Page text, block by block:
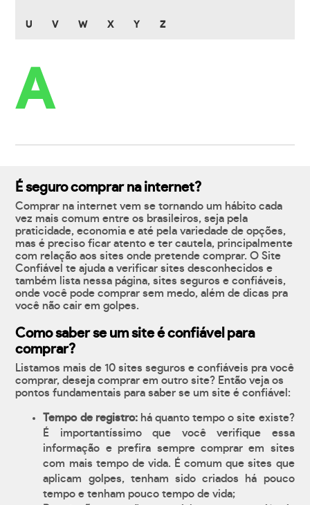
U V W X Y Z
A
É seguro comprar na internet?
Comprar na internet vem se tornando um hábito cada
vez mais comum entre os brasileiros, seja pela
praticidade, economia e até pela variedade de opções,
mas é preciso ficar atento e ter cautela, principalmente
com relação aos sites onde pretende comprar. O Site
Confiável te ajuda a verificar sites desconhecidos e
também lista nessa página, sites seguros e confiáveis,
onde você pode comprar sem medo, além de dicas pra
você não cair em golpes.
Como saber se um site é confiável para
comprar?
Listamos mais de 10 sites seguros e confiáveis pra você
comprar, deseja comprar em outro site? Então veja os
pontos fundamentais para saber se um site é confiável:
Tempo de registro:há quanto tempo o site existe?
É importantíssimo que você verifique essa
informação e prefira sempre comprar em sites
com mais tempo de vida. É comum que sites que
aplicam golpes, tenham sido criados há pouco
tempo e tenham pouco tempo de vida;